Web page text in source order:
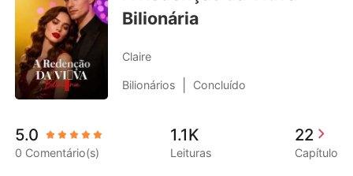
Histórico
Sair
Baixar App
Moderno
Lobisomem
Contos
Bilionários
Bilionária
Claire
Bilionários Concluído
5.0
0 Comentário(s)
1.1K
Leituras
22
Capítulo